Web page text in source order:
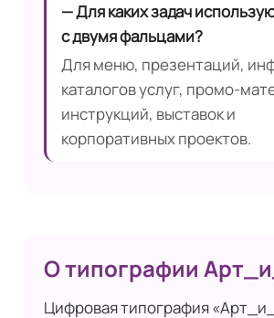
— Для каких задач
с двумя фальцами?
Для меню, презентаций,
каталогов услуг, промо-
инструкций, выставок и
корпоративных проектов.
О типографии
Цифровая типография